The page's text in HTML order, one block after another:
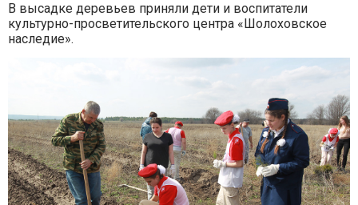
В высадке деревьев приняли дети и воспитатели
культурно-просветительского центра «Шолоховское
наследие».